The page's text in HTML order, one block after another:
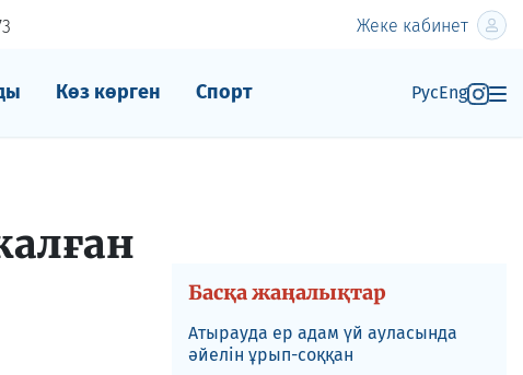
Жеке кабинет
Көз көрген Спорт РусEng
Басқа жаңалықтар
Атырауда ер адам үй ауласында
әйелін ұрып-соққан